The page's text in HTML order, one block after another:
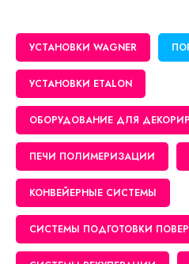
УСТАНОВКИ WAGNER
УСТАНОВКИ ETALON
ОБОРУДОВАНИЕ ДЛЯ
ПЕЧИ ПОЛИМЕРИЗАЦИИ
КОНВЕЙЕРНЫЕ СИСТЕМЫ
СИСТЕМЫ ПОДГОТОВКИ